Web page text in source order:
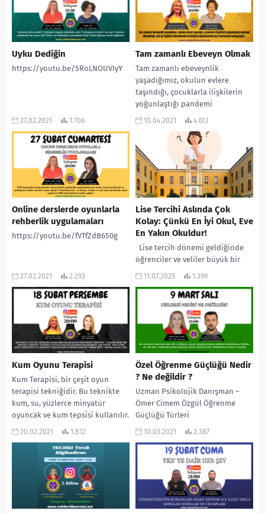
#onlinerehberlik
#2022tayfadersçalışıyor
#2022tayfa...
Uyku Dediğin
https://youtu.be/5RoLNOUVIyY
27.02.2021 1.706
Tam zamanlı Ebeveyn Olmak
Tam zamanlı ebeveynlik
yaşadığımız, okulun evlere
taşındığı, çocuklarla ilişkilerin
yoğunlaştığı pandemi
döneminde, aile içi ilişkileri
güçlendirmek için...
10.04.2021 4.613
Online derslerde oyunlarla
rehberlik uygulamaları
https://youtu.be/fVTfZdB650g
27.02.2021 2.293
Lise Tercihi Aslında Çok
Kolay: Çünkü En İyi Okul, Eve
En Yakın Okuldur!
Lise tercih dönemi geldiğinde
öğrenciler ve veliler büyük bir
kaygıya kapılır: Yüzdelik dilimler,
karmaşanın içinde...
11.07.2025 1.399
Kum Oyunu Terapisi
Kum Terapisi, bir çeşit oyun
terapisi tekniğidir. Bu teknikte
kum, su, yüzlerce minyatür
oyuncak ve kum tepsisi kullanılır.
Kum terapisi...
20.02.2021 1.812
Özel Öğrenme Güçlüğü Nedir
? Ne değildir ?
Uzman Psikolojik Danışman –
Ömer Cimem Özgül Öğrenme
Güçlüğü Türleri
10.03.2021 2.387